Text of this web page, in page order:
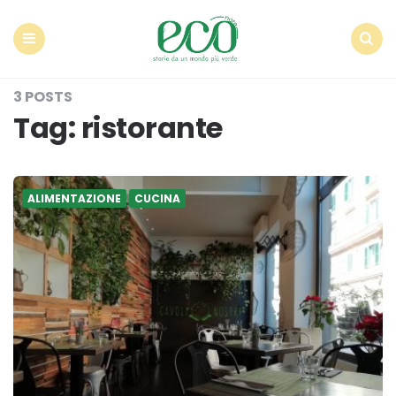
3 POSTS
Tag: ristorante
ALIMENTAZIONE CUCINA